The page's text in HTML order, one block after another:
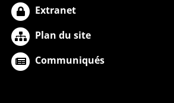
Extranet
Plan du site
Communiqués